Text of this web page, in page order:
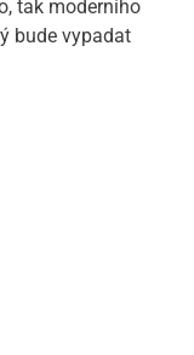
tak moderního
bude vypadat